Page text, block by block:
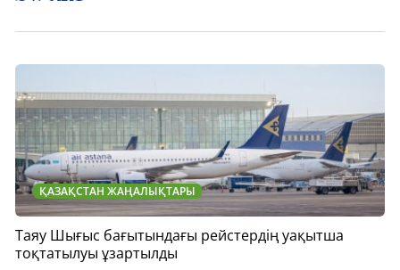
ҚАЗАҚСТАН ЖАҢАЛЫҚТАРЫ
Таяу Шығыс бағытындағы рейстердің уақытша
тоқтатылуы ұзартылды